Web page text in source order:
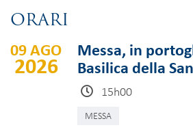
ORARI
09 AGO
2026
Messa, in
Basilica della
15h00
MESSA